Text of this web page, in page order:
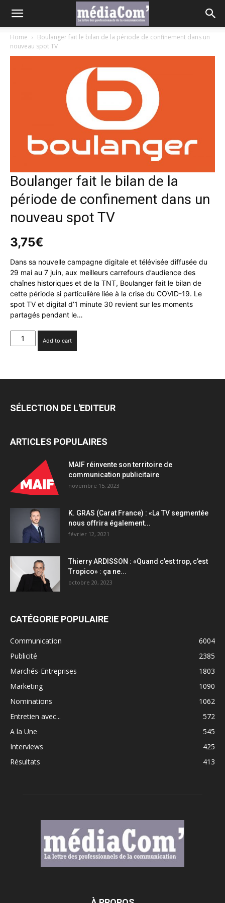
Home
Boulanger fait le bilan de la période de confinement dans un
nouveau spot TV
Boulanger fait le bilan de la
période de confinement dans un
nouveau spot TV
3,75€
Dans sa nouvelle campagne digitale et télévisée diffusée du
29 mai au 7 juin, aux meilleurs carrefours d’audience des
chaînes historiques et de la TNT, Boulanger fait le bilan de
cette période si particulière liée à la crise du COVID-19. Le
spot TV et digital d’1 minute 30 revient sur les moments
partagés pendant le…
Boulanger
fait
de
de
un
quantity
Add to cart
SÉLECTION DE L'EDITEUR
ARTICLES POPULAIRES
MAIF réinvente son territoire de
communication publicitaire
novembre 15, 2023
K. GRAS (Carat France) : «La TV segmentée
nous offrira également...
février 12, 2021
Thierry ARDISSON : «Quand c’est trop, c’est
Tropico» : ça ne...
octobre 20, 2023
CATÉGORIE POPULAIRE
Communication
6004
Publicité
2385
Marchés-Entreprises
1803
Marketing
1090
Nominations
1062
Entretien avec...
572
A la Une
545
Interviews
425
Résultats
413